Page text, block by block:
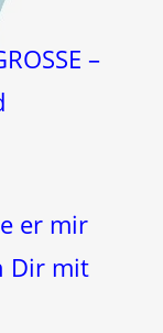
–
er mir
Dir mit